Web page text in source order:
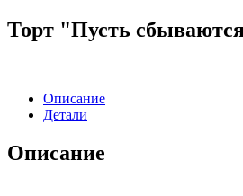
Торт "Пусть
Описание
Детали
Описание